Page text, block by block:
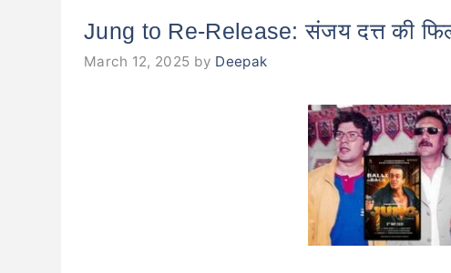
Jung to Re-Release: संजय दत्त की फिल्म
March 12, 2025 by Deepak